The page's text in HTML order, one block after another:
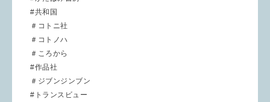
#共和国
＃コトニ社
＃コトノハ
＃ころから
#作品社
＃ジブンジンブン
#トランスビュー